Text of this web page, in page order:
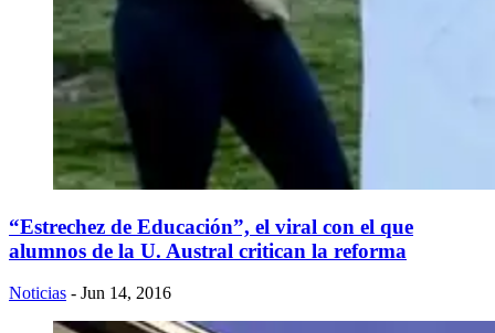
“Estrechez de Educación”, el viral con el que
alumnos de la U. Austral critican la reforma
Noticias - Jun 14, 2016